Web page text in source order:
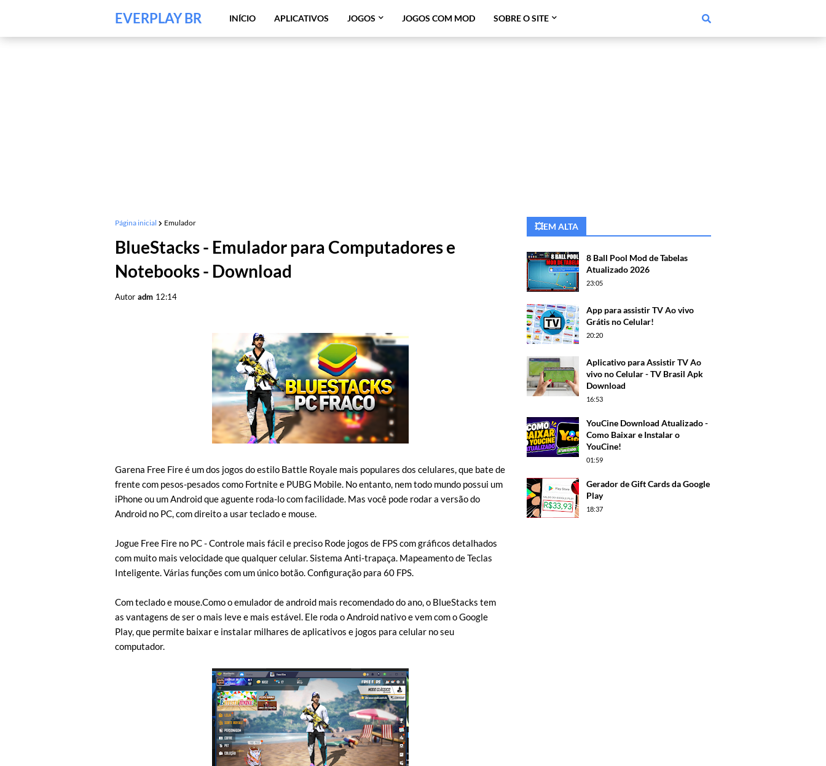
EVERPLAY BR INÍCIO APLICATIVOS JOGOS JOGOS COM MOD SOBRE O SITE
Página inicial Emulador
BlueStacks - Emulador para Computadores e
Notebooks - Download
Autor adm 12:14
Garena Free Fire é um dos jogos do estilo Battle Royale mais populares dos celulares, que bate de
frente com pesos-pesados como Fortnite e PUBG Mobile. No entanto, nem todo mundo possui um
iPhone ou um Android que aguente roda-lo com facilidade. Mas você pode rodar a versão do
Android no PC, com direito a usar teclado e mouse.
Jogue Free Fire no PC - Controle mais fácil e preciso Rode jogos de FPS com gráficos detalhados
com muito mais velocidade que qualquer celular. Sistema Anti-trapaça. Mapeamento de Teclas
Inteligente. Várias funções com um único botão. Configuração para 60 FPS.
Com teclado e mouse.Como o emulador de android mais recomendado do ano, o BlueStacks tem
as vantagens de ser o mais leve e mais estável. Ele roda o Android nativo e vem com o Google
Play, que permite baixar e instalar milhares de aplicativos e jogos para celular no seu
computador.
💥EM ALTA
8 Ball Pool Mod de Tabelas
Atualizado 2026
23:05
App para assistir TV Ao vivo
Grátis no Celular!
20:20
Aplicativo para Assistir TV Ao
vivo no Celular - TV Brasil Apk
Download
16:53
YouCine Download Atualizado -
Como Baixar e Instalar o
YouCine!
01:59
Gerador de Gift Cards da Google
Play
18:37